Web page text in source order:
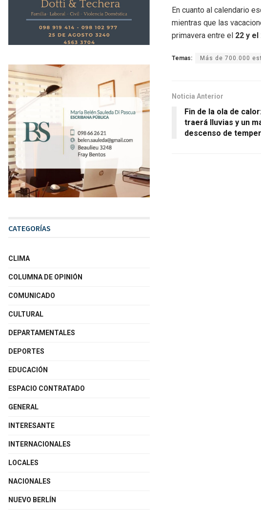
En cuanto al calendario
mientras que las
primavera entre el 22 y
Temas: Más de 700.000
Noticia Anterior
Fin de la ola de
traerá lluvias y un
descenso de
CATEGORÍAS
CLIMA
COLUMNA DE OPINIÓN
COMUNICADO
CULTURAL
DEPARTAMENTALES
DEPORTES
EDUCACIÓN
ESPACIO CONTRATADO
GENERAL
INTERESANTE
INTERNACIONALES
LOCALES
NACIONALES
NUEVO BERLÍN